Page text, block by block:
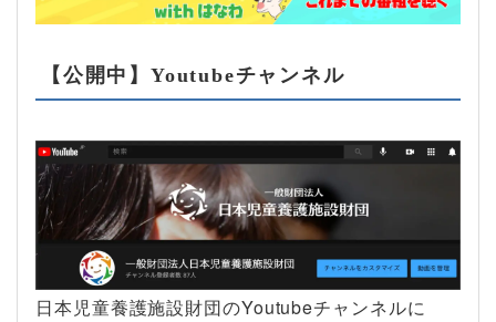
【公開中】Youtubeチャンネル
日本児童養護施設財団のYoutubeチャンネルに